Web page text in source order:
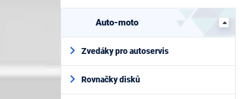
t
a
í
Auto-moto
Zvedáky pro autoservis
Rovnačky disků